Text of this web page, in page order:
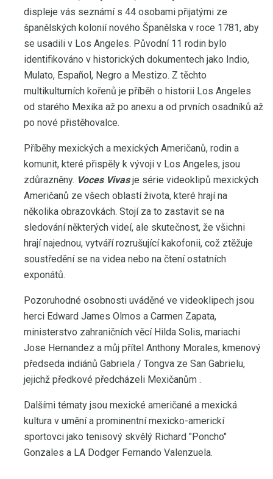
displeje vás seznámí s 44 osobami přijatými ze
španělských kolonií nového Španělska v roce 1781, aby
se usadili v Los Angeles. Původní 11 rodin bylo
identifikováno v historických dokumentech jako Indio,
Mulato, Español, Negro a Mestizo. Z těchto
multikulturních kořenů je příběh o historii Los Angeles
od starého Mexika až po anexu a od prvních osadníků až
po nové přistěhovalce.
Příběhy mexických a mexických Američanů, rodin a
komunit, které přispěly k vývoji v Los Angeles, jsou
zdůrazněny. Voces Vivasje série videoklipů mexických
Američanů ze všech oblastí života, které hrají na
několika obrazovkách. Stojí za to zastavit se na
sledování některých videí, ale skutečnost, že všichni
hrají najednou, vytváří rozrušující kakofonii, což ztěžuje
soustředění se na videa nebo na čtení ostatních
exponátů.
Pozoruhodné osobnosti uváděné ve videoklipech jsou
herci Edward James Olmos a Carmen Zapata,
ministerstvo zahraničních věcí Hilda Solis, mariachi
Jose Hernandez a můj přítel Anthony Morales, kmenový
předseda indiánů Gabriela / Tongva ze San Gabrielu,
jejichž předkové předcházeli Mexičanům .
Dalšími tématy jsou mexické američané a mexická
kultura v umění a prominentní mexicko-americkí
sportovci jako tenisový skvělý Richard "Poncho"
Gonzales a LA Dodger Fernando Valenzuela.